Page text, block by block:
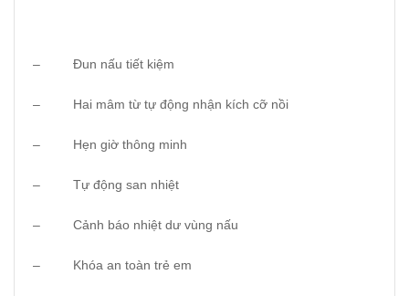
– Đun nấu tiết kiệm
– Hai mâm từ tự động nhận kích cỡ nồi
– Hẹn giờ thông minh
– Tự động san nhiệt
– Cảnh báo nhiệt dư vùng nấu
– Khóa an toàn trẻ em